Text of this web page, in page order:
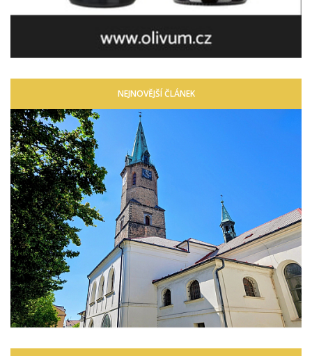
NEJNOVĚJŠÍ ČLÁNEK